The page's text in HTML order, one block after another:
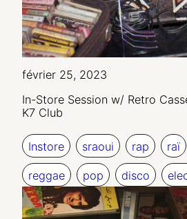
février 25, 2023
In-Store Session w/ Retro
K7 Club
Instore sraoui rap raï
reggae pop disco